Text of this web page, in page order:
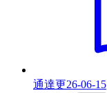
通達更26-06-15